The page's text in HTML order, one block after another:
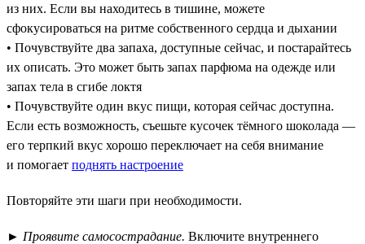
из них. Если вы находитесь в тишине, можете
сфокусироваться на ритме собственного сердца и дыхании
• Почувствуйте два запаха, доступные сейчас, и постарайтесь
их описать. Это может быть запах парфюма на одежде или
запах тела в сгибе локтя
• Почувствуйте один вкус пищи, которая сейчас доступна.
Если есть возможность, съешьте кусочек тёмного шоколада —
его терпкий вкус хорошо переключает на себя внимание
и помогает поднять настроение
Повторяйте эти шаги при необходимости.
► Проявите самосострадание. Включите внутреннего